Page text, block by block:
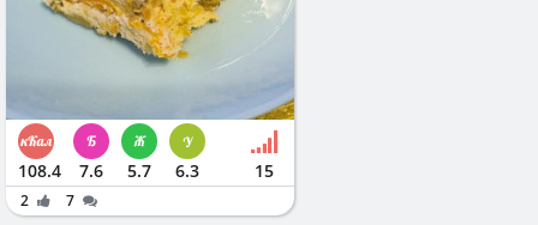
108.4 7.6 5.7 6.3 15
2 7